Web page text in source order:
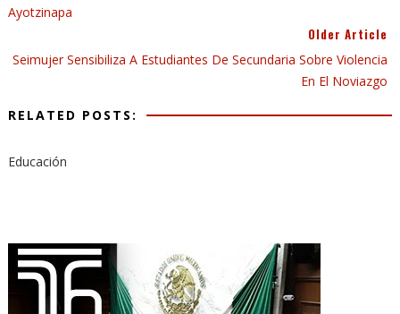
Ayotzinapa
Older Article
Seimujer Sensibiliza A Estudiantes De Secundaria Sobre Violencia
En El Noviazgo
RELATED POSTS:
Educación